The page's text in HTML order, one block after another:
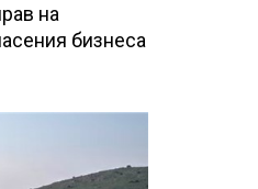
на
бизнеса